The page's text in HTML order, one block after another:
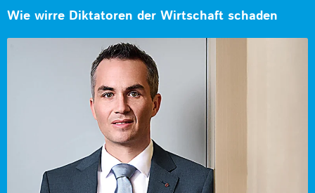
Wie wirre Diktatoren der Wirtschaft schaden